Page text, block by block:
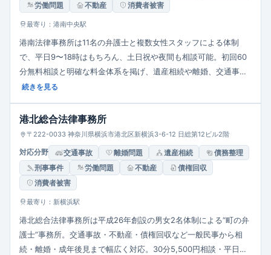
労働問題
不動産 消費者被害
最寄り：港南中央駅
港南法律事務所は11名の弁護士と複数女性スタッフによる体制
で、平日9〜18時はもちろん、土日祝や夜間も相談可能。初回60
分無料相談と明確な料金体系を掲げ、遺産相続や離婚、交通事
故、債務整理、企業法務など幅広い案件に対応します。「敷居が
提供しています。
続きを見る
港北総合法律事務所
〒222-0033 神奈川県横浜市港北区新横浜3-6-12 日総第12ビル2階
対応分野 交通事故 離婚問題 遺産相続
債務整理
刑事事件
労働問題 不動産
債権回収
消費者被害
最寄り：新横浜駅
港北総合法律事務所は平成26年創設の男女2名体制による“町の弁
護士”事務所。交通事故・不動産・債権回収など一般民事から相
続・離婚・成年後見まで幅広く対応。30分5,500円相談・平日夜